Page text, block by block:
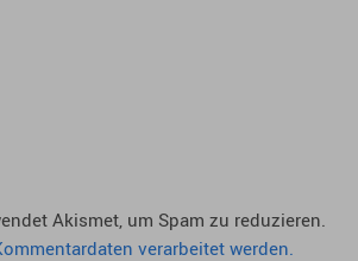
Akismet, um Spam zu reduzieren.
verarbeitet werden.